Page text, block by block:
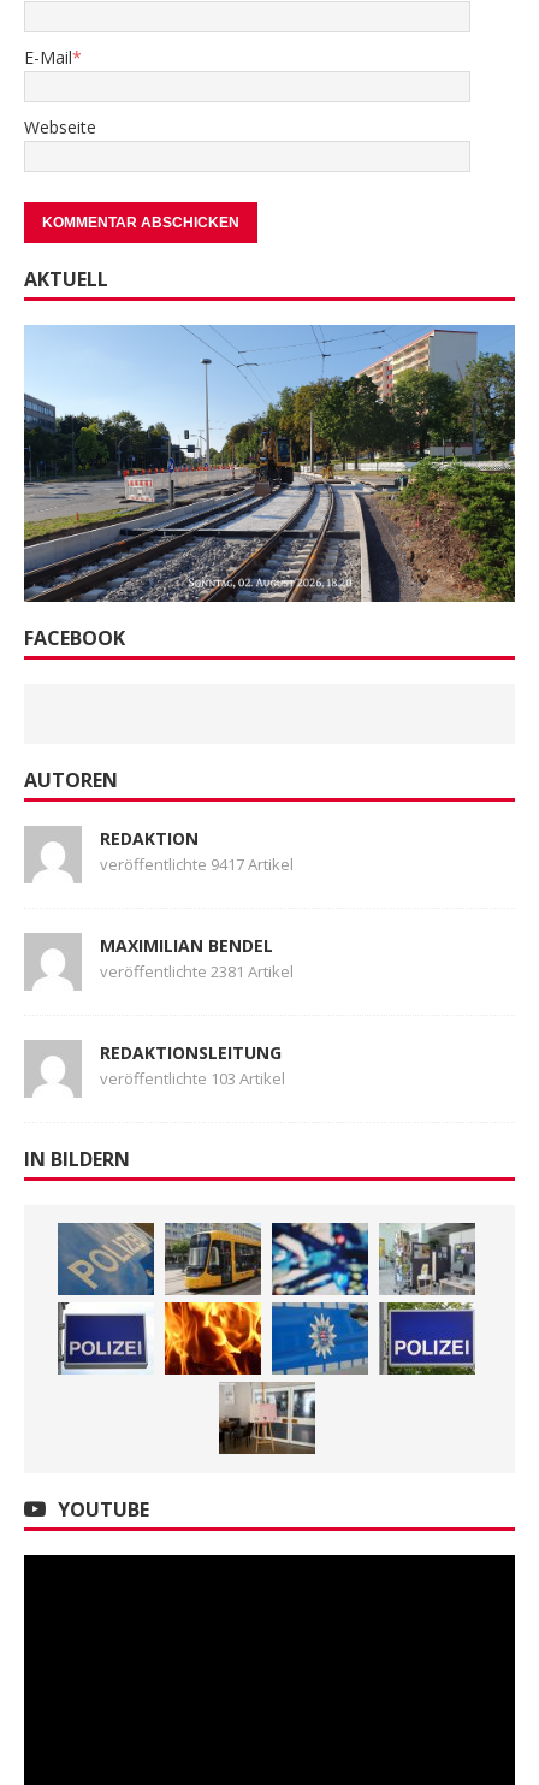
E-Mail*
Webseite
AKTUELL
FACEBOOK
AUTOREN
REDAKTION
veröffentlichte 9417 Artikel
MAXIMILIAN BENDEL
veröffentlichte 2381 Artikel
REDAKTIONSLEITUNG
veröffentlichte 103 Artikel
IN BILDERN
YOUTUBE